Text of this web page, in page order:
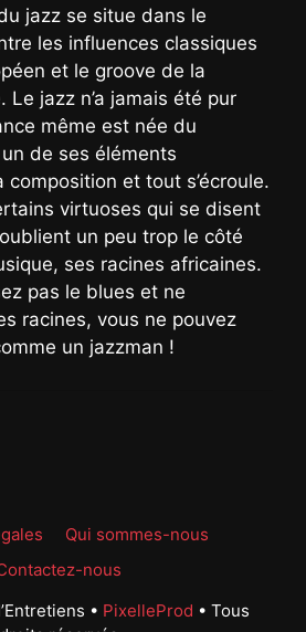
jazz se situe dans le
les influences classiques
et le groove de la
Le jazz n’a jamais été pur
même est née du
de ses éléments
et tout s’écroule.
virtuoses qui se disent
un peu trop le côté
ses racines africaines.
pas le blues et ne
racines, vous ne pouvez
un jazzman !
Qui sommes-nous
nous
• PixelleProd • Tous